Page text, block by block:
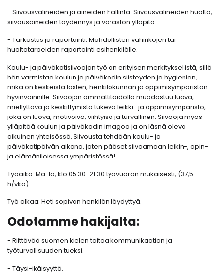
- Siivousvälineiden ja aineiden hallinta: Siivousvälineiden huolto,
siivousaineiden täydennys ja varaston ylläpito.
- Tarkastus ja raportointi: Mahdollisten vahinkojen tai
huoltotarpeiden raportointi esihenkilölle.
Koulu- ja päiväkotisiivoojan työ on erityisen merkityksellistä, sillä
hän varmistaa koulun ja päiväkodin siisteyden ja hygienian,
mikä on keskeistä lasten, henkilökunnan ja oppimisympäristön
hyvinvoinnille. Siivoojan ammattitaidolla muodostuu luova,
miellyttävä ja keskittymistä tukeva leikki- ja oppimisympäristö,
joka on luova, motivoiva, viihtyisä ja turvallinen. Siivooja myös
ylläpitää koulun ja päiväkodin imagoa ja on läsnä oleva
aikuinen yhteisössä. Siivousta tehdään koulu- ja
päiväkotipäivän aikana, joten pääset siivoamaan leikin-, opin-
ja elämäniloisessa ympäristössä!
Työaika: Ma-la, klo 05.30-21.30 työvuoron mukaisesti, (37,5
h/vko).
Työ alkaa: Heti sopivan henkilön löydyttyä.
Odotamme hakijalta:
- Riittävää suomen kielen taitoa kommunikaation ja
työturvallisuuden tueksi.
- Täysi-ikäisyyttä.